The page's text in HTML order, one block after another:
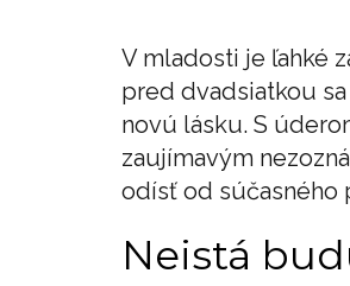
V mladosti je ľahké
pred dvadsiatkou
novú lásku. S
zaujímavým
odísť od súčasného
Neistá